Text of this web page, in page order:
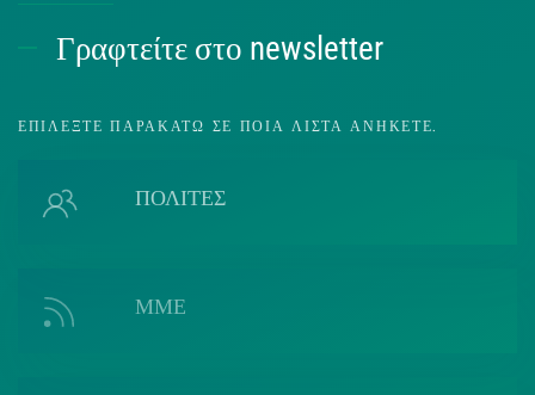
Γραφτείτε στο newsletter
ΕΠΙΛΈΞΤΕ ΠΑΡΑΚΆΤΩ ΣΕ ΠΟΙΑ ΛΊΣΤΑ ΑΝΉΚΕΤΕ.
ΠΟΛΙΤΕΣ
ΜΜΕ